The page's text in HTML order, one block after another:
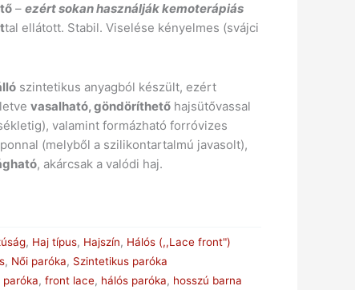
–ezért sokan használják kemoterápiás
tal ellátott. Stabil. Viselése kényelmes (svájci
szintetikus anyagból készült, ezért
vasalható, göndöríthető hajsütővassal
valamint formázható forróvizes
(melyből a szilikontartalmú javasolt),
, akárcsak a valódi haj.
, Haj típus, Hajszín, Hálós (,,Lace front")
, Női paróka, Szintetikus paróka
paróka,front lace, hálós paróka, hosszú barna